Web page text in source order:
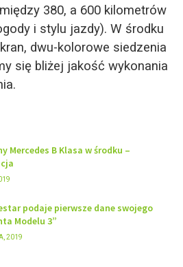
380, a 600 kilometrów
i stylu jazdy). W środku
dwu-kolorowe siedzenia
się bliżej jakość wykonania
Mercedes B Klasa w środku –
podaje pierwsze dane swojego
Modelu 3”
2019